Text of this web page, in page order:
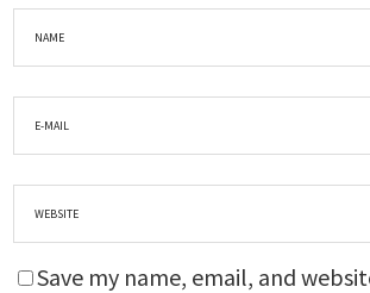
Save my name, email, and